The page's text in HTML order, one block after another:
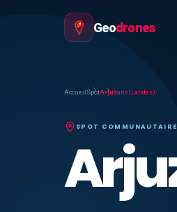
Geodrones
Accueil SpotArjuzanx (Landes)
SPOT COMMUNAUTAIRE